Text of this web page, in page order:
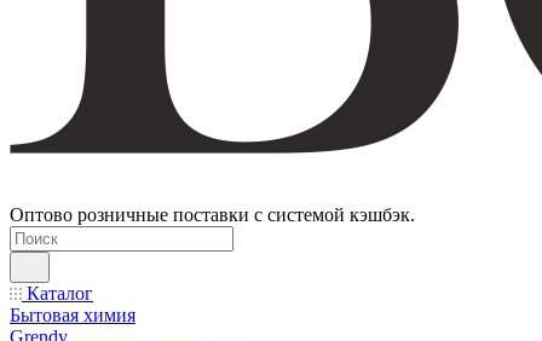
Оптово розничные поставки с системой кэшбэк.
Каталог
Бытовая химия
Grendy